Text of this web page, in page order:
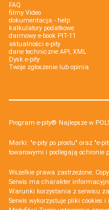
FAQ
filmy Video
dokumentacja - help
kalkulatory podatkowe
darmowy e-book PIT-11
aktualności e-pity
dane techniczne API, XML
Dysk e-pity
Twoje zgłoszenie lub opinia
Program e-pity® Najlepsze w
Marki: "e-pity po prostu" oraz "e-
towarowymi i podlegają ochronie
Wszelkie prawa zastrzeżone.
Serwis ma charakter
Warunki korzystania z serwisu
Serwis wykorzystuje pliki cookies i